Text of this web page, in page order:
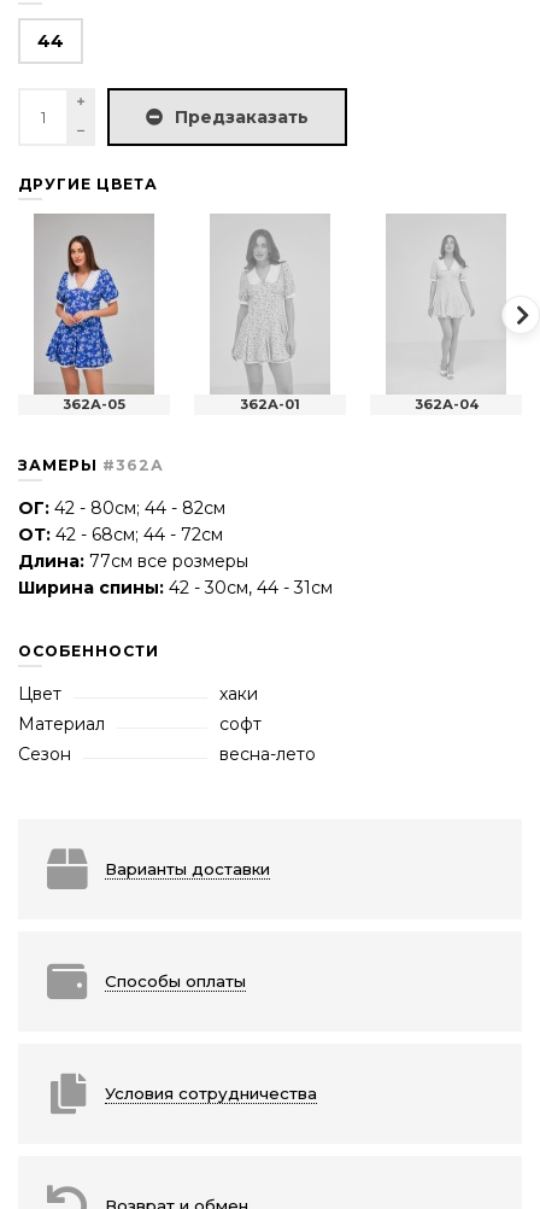
44
Предзаказать
ДРУГИЕ ЦВЕТА
362А-05 362А-01 362А-04
ЗАМЕРЫ #362А
ОГ: 42 - 80см; 44 - 82см
ОТ: 42 - 68см; 44 - 72см
Длина: 77см все розмеры
Ширина спины: 42 - 30см, 44 - 31см
ОСОБЕННОСТИ
Цвет
хаки
Материал
софт
Сезон
весна-лето
Варианты доставки
Способы оплаты
Условия сотрудничества